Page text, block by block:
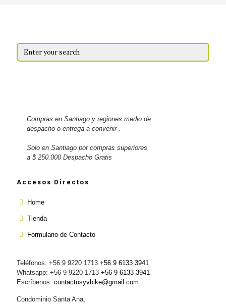
Compras en Santiago y regiones medio de
despacho o entrega a convenir .
Solo en Santiago por compras superiores
a $ 250.000 Despacho Gratis
Accesos Directos
Home
Tienda
Formulario de Contacto
Teléfonos: +56 9 9220 1713 +56 9 6133 3941
Whatsapp: +56 9 9220 1713 +56 9 6133 3941
Escríbenos: contactosyvbike@gmail.com
Condominio Santa Ana,